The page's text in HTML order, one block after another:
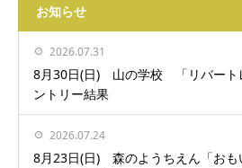
お知らせ
2026.07.31
8月30日(日) 山の学校 「リバート
ントリー結果
2026.07.24
8月23日(日) 森のようちえん「おも